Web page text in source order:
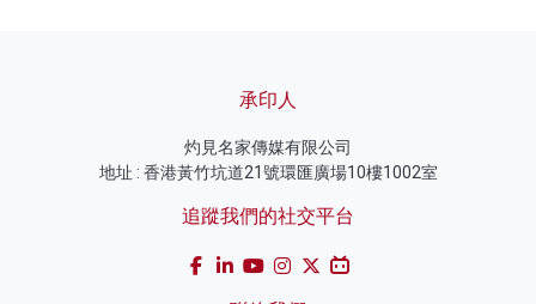
承印人
灼見名家傳媒有限公司
地址 : 香港黃竹坑道21號環匯廣場10樓1002室
追蹤我們的社交平台